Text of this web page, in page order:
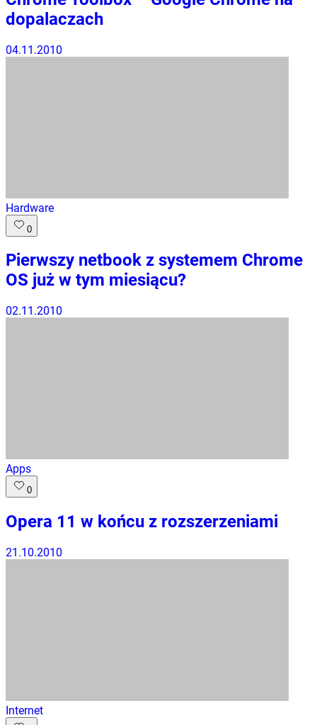
dopalaczach
04.11.2010
Hardware
0
Pierwszy netbook z systemem Chrome
OS już w tym miesiącu?
02.11.2010
Apps
0
Opera 11 w końcu z rozszerzeniami
21.10.2010
Internet